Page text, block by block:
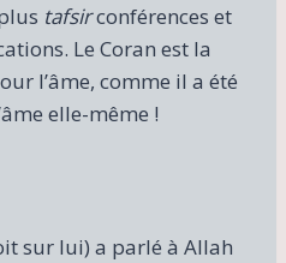
tafsirconférences et
Le Coran est la
l’âme, comme il a été
elle-même !
sur lui) a parlé à Allah